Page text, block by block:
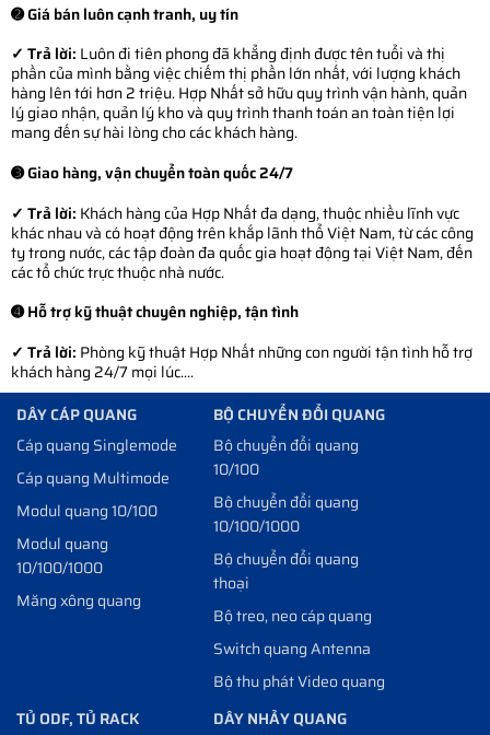
➋ Giá bán luôn cạnh tranh, uy tín
✓ Trả lời: Luôn đi tiên phong đã khẳng định được tên tuổi và thị
phần của mình bằng việc chiếm thị phần lớn nhất, với lượng khách
hàng lên tới hơn 2 triệu. Hợp Nhất sở hữu quy trình vận hành, quản
lý giao nhận, quản lý kho và quy trình thanh toán an toàn tiện lợi
mang đến sự hài lòng cho các khách hàng.
➌ Giao hàng, vận chuyển toàn quốc 24/7
✓ Trả lời: Khách hàng của Hợp Nhất đa dạng, thuộc nhiều lĩnh vực
khác nhau và có hoạt động trên khắp lãnh thổ Việt Nam, từ các công
ty trong nước, các tập đoàn đa quốc gia hoạt động tại Việt Nam, đến
các tổ chức trực thuộc nhà nước.
➍ Hỗ trợ kỹ thuật chuyên nghiệp, tận tình
✓ Trả lời: Phòng kỹ thuật Hợp Nhất những con người tận tình hỗ trợ
khách hàng 24/7 mọi lúc....
DÂY CÁP QUANG
Cáp quang Singlemode
Cáp quang Multimode
Modul quang 10/100
Modul quang
10/100/1000
Măng xông quang
BỘ CHUYỂN ĐỔI QUANG
Bộ chuyển đổi quang
10/100
Bộ chuyển đổi quang
10/100/1000
Bộ chuyển đổi quang
thoại
Bộ treo, neo cáp quang
Switch quang Antenna
Bộ thu phát Video quang
TỦ ODF, TỦ RACK
DÂY NHẢY QUANG